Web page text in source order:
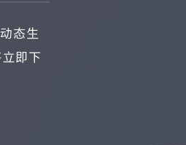
态生
即下